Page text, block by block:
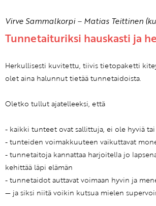
Virve Sammalkorpi– Matias Teittinen
Tunnetaituriksi hauskasti ja
Herkullisesti kuvitettu, tiivis tietopaketti
olet aina halunnut tietää tunnetaidoista.
Oletko tullut ajatelleeksi, että
- kaikki tunteet ovat sallittuja, ei ole hyviä
- tunteiden voimakkuuteen vaikuttavat
- tunnetaitoja kannattaa harjoitella jo
kehittää läpi elämän
- tunnetaidot auttavat voimaan hyvin ja
— ja siksi niitä voikin kutsua mielen